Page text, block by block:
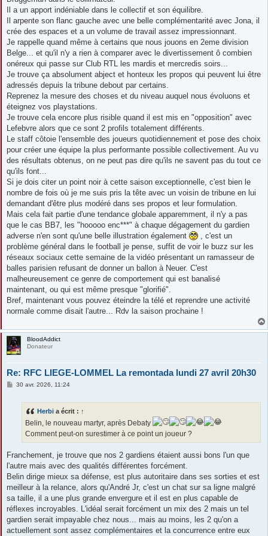
g
Il a un apport indéniable dans le collectif et son équilibre.
Il arpente son flanc gauche avec une belle complémentarité avec Jona, il
crée des espaces et a un volume de travail assez impressionnant.
Je rappelle quand même à certains que nous jouons en 2eme division
Belge... et qu'il n'y a rien à comparer avec le divertissement ô combien
onéreux qui passe sur Club RTL les mardis et mercredis soirs...
Je trouve ça absolument abject et honteux les propos qui peuvent lui être
adressés depuis la tribune debout par certains.
Reprenez la mesure des choses et du niveau auquel nous évoluons et
éteignez vos playstations.
Je trouve cela encore plus risible quand il est mis en "opposition" avec
Lefebvre alors que ce sont 2 profils totalement différents.
Le staff côtoie l'ensemble des joueurs quotidiennement et pose des choix
pour créer une équipe la plus performante possible collectivement. Au vu
des résultats obtenus, on ne peut pas dire qu'ils ne savent pas du tout ce
qu'ils font...
Si je dois citer un point noir à cette saison exceptionnelle, c'est bien le
nombre de fois où je me suis pris la tête avec un voisin de tribune en lui
demandant d'être plus modéré dans ses propos et leur formulation.
Mais cela fait partie d'une tendance globale apparemment, il n'y a pas
que le cas BB7, les "hooooo enc***" à chaque dégagement du gardien
adverse n'en sont qu'une belle illustration également
, c'est un
problème général dans le football je pense, suffit de voir le buzz sur les
réseaux sociaux cette semaine de la vidéo présentant un ramasseur de
balles parisien refusant de donner un ballon à Neuer. C'est
malheureusement ce genre de comportement qui est banalisé
maintenant, ou qui est même presque "glorifié".
Bref, maintenant vous pouvez éteindre la télé et reprendre une activité
normale comme disait l'autre... Rdv la saison prochaine !
BloodAddict
Donateur
Re: RFC LIEGE-LOMMEL La remontada lundi 27 avril 20h30
M30 avr. 2026, 11:24
Herbi a écrit : ↑
Belin, le nouveau martyr, après Debaty
Comment peut-on surestimer à ce point un joueur ?
Franchement, je trouve que nos 2 gardiens étaient aussi bons l'un que
l'autre mais avec des qualités différentes forcément.
Belin dirige mieux sa défense, est plus autoritaire dans ses sorties et est
meilleur à la relance, alors qu'André Jr, c'est un chat sur sa ligne malgré
sa taille, il a une plus grande envergure et il est en plus capable de
réflexes incroyables. L'idéal serait forcément un mix des 2 mais un tel
gardien serait impayable chez nous... mais au moins, les 2 qu'on a
actuellement sont assez complémentaires et la concurrence entre eux